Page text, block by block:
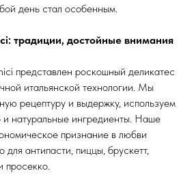
день стал особенным.
традиции, достойные внимания
представлен роскошный деликатес
итальянской технологии. Мы
рецептуру и выдержку, используем
и натуральные ингредиенты. Наше
признание в любви
антипасти, пиццы, брускетт,
просекко.